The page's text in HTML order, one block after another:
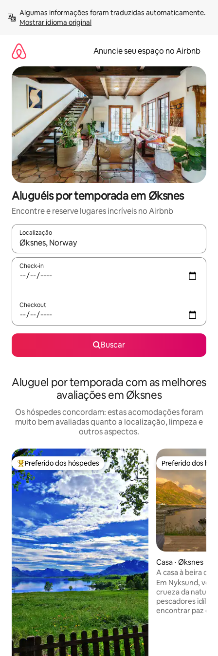
para
Mostrar idioma original
Anuncie seu espaço no Airbnb
Aluguéis por temporada em Øksnes
Encontre e reserve lugares incríveis no Airbnb
Localização
Quando os resultados estiverem disponíveis, explore-os
Check-in
Checkout
Buscar
Aluguel por temporada com as melhores
avaliações em Øksnes
Os hóspedes concordam: estas acomodações foram
muito bem avaliadas quanto a localização, limpeza e
outros aspectos.
Entre os melhores preferidos dos hóspedes
Preferido dos hóspedes Preferido dos
Preferido dos
Casa ⋅ Øksnes
A casa à beira de
Em Nyksund,
crueza da
pescadores
encontrar paz